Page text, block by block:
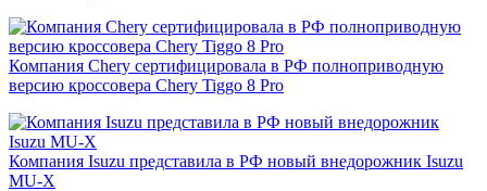
Компания Chery сертифицировала в РФ полноприводную
версию кроссовера Chery Tiggo 8 Pro
Компания Isuzu представила в РФ новый внедорожник Isuzu
MU-X